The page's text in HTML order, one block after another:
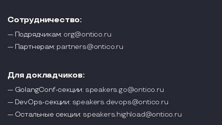
Сотрудничество:
— Подрядчикам: org@ontico.ru
— Партнерам: partners@ontico.ru
Для докладчиков:
— GolangConf-секции: speakers.go@ontico.ru
— DevOps-секции: speakers.devops@ontico.ru
— Остальные секции: speakers.highload@ontico.ru